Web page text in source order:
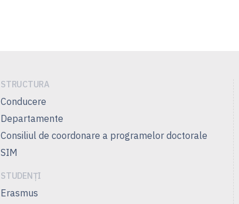
STRUCTURA
Conducere
Departamente
Consiliul de coordonare a programelor doctorale
SIM
STUDENȚI
Erasmus